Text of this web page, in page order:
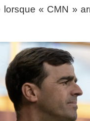
lorsque « CMN »